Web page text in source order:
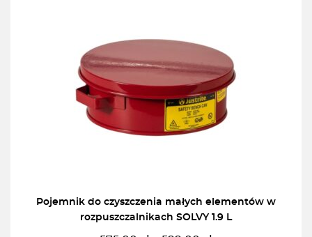
Pojemnik do czyszczenia małych elementów w
rozpuszczalnikach SOLVY 1.9 L